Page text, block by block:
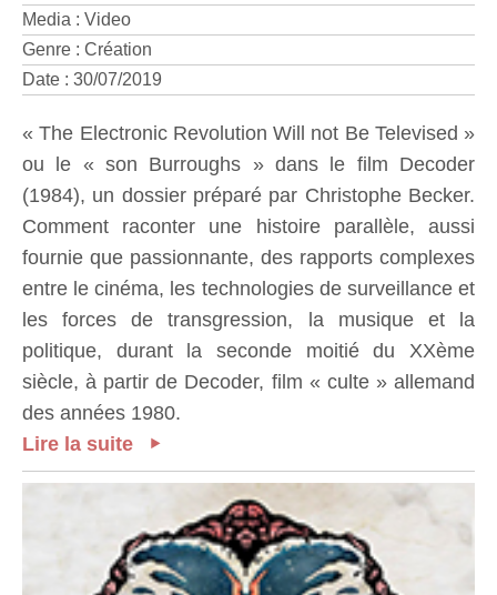
Media : Video
Genre : Création
Date : 30/07/2019
« The Electronic Revolution Will not Be Televised »
ou le « son Burroughs » dans le film Decoder
(1984), un dossier préparé par Christophe Becker.
Comment raconter une histoire parallèle, aussi
fournie que passionnante, des rapports complexes
entre le cinéma, les technologies de surveillance et
les forces de transgression, la musique et la
politique, durant la seconde moitié du XXème
siècle, à partir de Decoder, film « culte » allemand
des années 1980.
Lire la suite